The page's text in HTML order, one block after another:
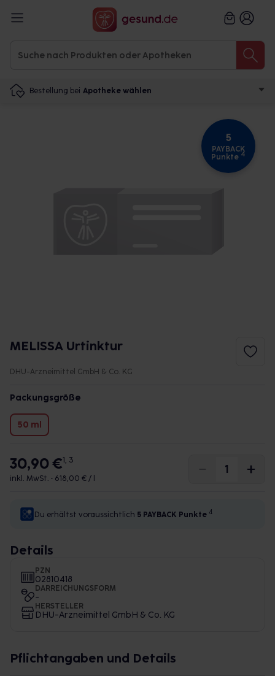
Bestellung bei Apotheke wählen
5
PAYBACK
Punkte 4
MELISSA Urtinktur
DHU-Arzneimittel GmbH & Co. KG
Packungsgröße
50 ml
30,90 €1, 3
inkl. MwSt. • 618,00 € / l
Du erhältst voraussichtlich 5 PAYBACK Punkte 4
Details
PZN
02810418
DARREICHUNGSFORM
-
HERSTELLER
DHU-Arzneimittel GmbH & Co. KG
Pflichtangaben und Details